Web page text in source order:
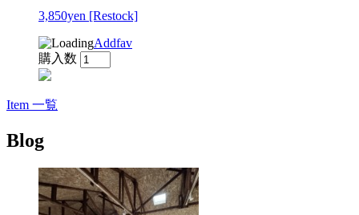
3,850yen [Restock]
Addfav
購入数
Item 一覧
Blog